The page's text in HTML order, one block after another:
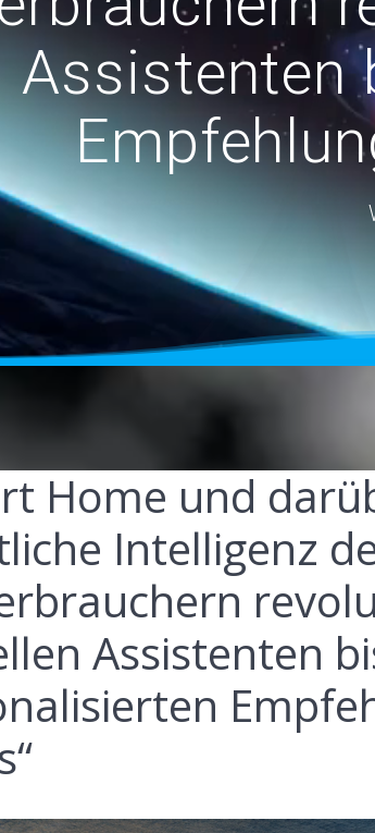
Assistenten
Home und
Intelligenz
Assistenten